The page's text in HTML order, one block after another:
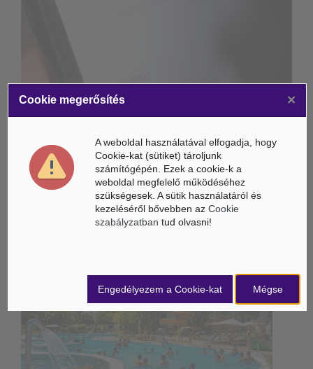
Összeköltözik a DeepSeek mesterséges intelligenciája és a
Életbe léptek az Európai Unióban a mesterséges intelligencia
új szabályai
Gyorsabbá válhat a fúziós üzemanyag fejlesztése a
mesterséges intelligenciával
Belföldi hírek /BELFÖLD
Cookie megerősítés ×
A weboldal használatával elfogadja, hogy
Cookie-kat (sütiket) tároljunk
számítógépén. Ezek a cookie-k a
weboldal megfelelő működéséhez
szükségesek. A sütik használatáról és
kezeléséről bővebben az Cookie
szabályzatban tud olvasni!
Mégse
Engedélyezem a Cookie-kat